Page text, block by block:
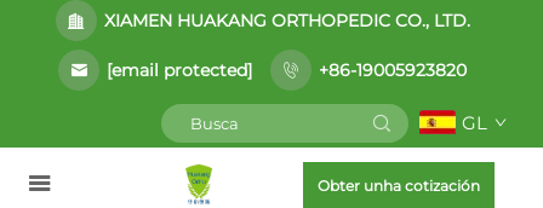
XIAMEN HUAKANG ORTHOPEDIC CO., LTD.
[email protected] +86-19005923820
GL
Obter unha cotización